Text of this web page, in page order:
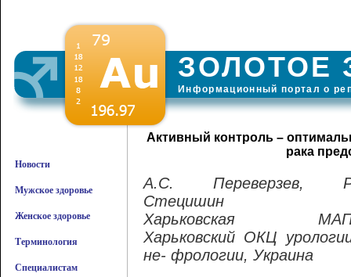
ЗОЛОТОЕ
Информационный портал о
Новости
Мужское здоровье
Женское здоровье
Терминология
Специалистам
Активный контроль –
рака
А.С. Переверзев,
Стецишин
Харьковская
Харьковский ОКЦ
не- фрологии, Украина